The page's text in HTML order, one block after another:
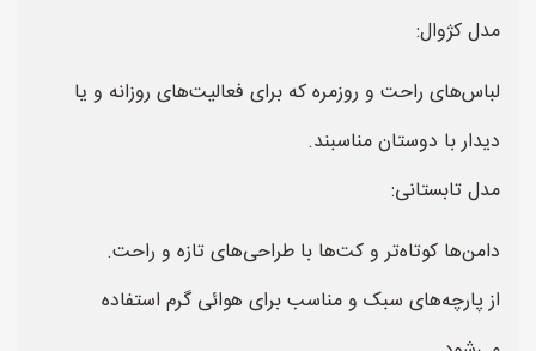
مدل کژوال:
لباس‌های راحت و روزمره که برای فعالیت‌های روزانه و یا
دیدار با دوستان مناسبند.
مدل تابستانی:
دامن‌ها کوتاه‌تر و کت‌ها با طراحی‌های تازه و راحت.
از پارچه‌های سبک و مناسب برای هوائی گرم استفاده